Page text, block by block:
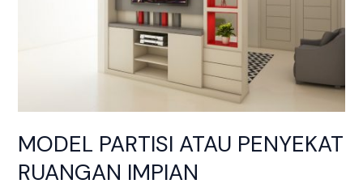
MODEL PARTISI ATAU PENYEKAT
RUANGAN IMPIAN